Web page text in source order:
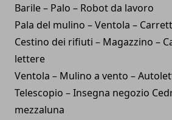
Barile – Palo – Robot da lavoro
Pala del mulino – Ventola –
Cestino dei rifiuti – Magazzino –
lettere
Ventola – Mulino a vento –
Telescopio – Insegna negozio
mezzaluna